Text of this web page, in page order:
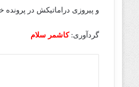
و پیروزی دراماتیکش در
گردآوری:کاشمر سلام